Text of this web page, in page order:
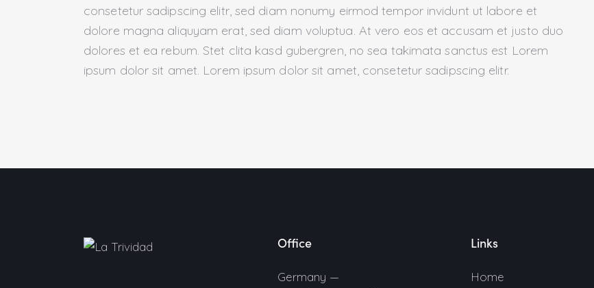
consetetur sadipscing elitr, sed diam nonumy eirmod tempor invidunt ut labore et
dolore magna aliquyam erat, sed diam voluptua. At vero eos et accusam et justo duo
dolores et ea rebum. Stet clita kasd gubergren, no sea takimata sanctus est Lorem
ipsum dolor sit amet. Lorem ipsum dolor sit amet, consetetur sadipscing elitr.
Office
Germany —
Links
Home